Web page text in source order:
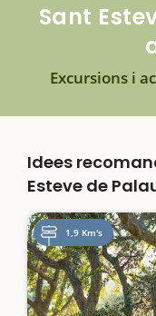
Sant
Excursions i
Idees
Esteve de
1,9 Km's